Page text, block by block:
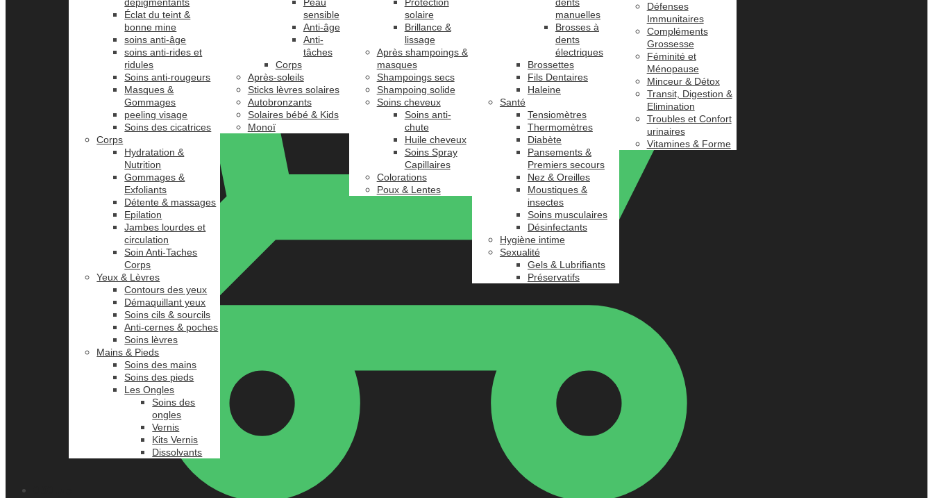
Éclat du teint &
bonne mine
soins anti-âge
soins anti-rides et
ridules
Soins anti-rougeurs
Masques &
Gommages
peeling visage
Soins des cicatrices
Corps
Hydratation &
Nutrition
Gommages &
Exfoliants
Détente & massages
Epilation
Jambes lourdes et
circulation
Soin Anti-Taches
Corps
Yeux & Lèvres
Contours des yeux
Démaquillant yeux
Soins cils & sourcils
Anti-cernes & poches
Soins lèvres
Mains & Pieds
Soins des mains
Soins des pieds
Les Ongles
Soins des
ongles
Vernis
Kits Vernis
Dissolvants
sensible
Anti-âge
Anti-
tâches
Corps
Après-soleils
Sticks lèvres solaires
Autobronzants
Solaires bébé & Kids
Monoï
solaire
Brillance &
lissage
Après shampoings &
masques
Shampoings secs
Shampoing solide
Soins cheveux
Soins anti-
chute
Huile cheveux
Soins Spray
Capillaires
Colorations
Poux & Lentes
manuelles
Brosses à
dents
électriques
Brossettes
Fils Dentaires
Haleine
Santé
Tensiomètres
Thermomètres
Diabète
Pansements &
Premiers secours
Nez & Oreilles
Moustiques &
insectes
Soins musculaires
Désinfectants
Hygiène intime
Sexualité
Gels & Lubrifiants
Préservatifs
Défenses
Immunitaires
Compléments
Grossesse
Féminité et
Ménopause
Minceur & Détox
Transit, Digestion &
Elimination
Troubles et Confort
urinaires
Vitamines & Forme